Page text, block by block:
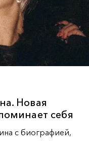
Новая
себя
с биографией,